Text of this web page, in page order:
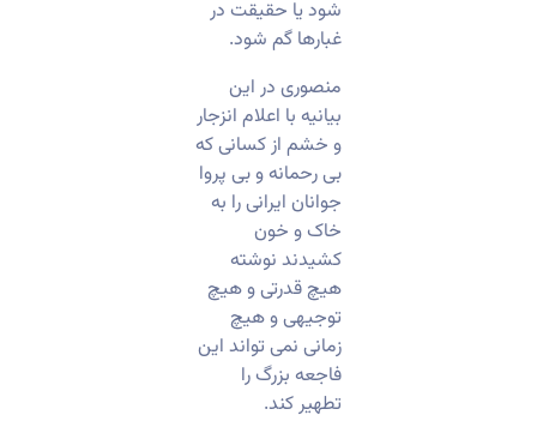
شود یا حقیقت در
غبارها گم شود.
منصوری در این
بیانیه با اعلام انزجار
و خشم از کسانی که
بی رحمانه و بی پروا
جوانان ایرانی را به
خاک و خون
کشیدند نوشته
هیچ قدرتی و هیچ
توجیهی و هیچ
زمانی نمی تواند این
فاجعه بزرگ را
تطهیر کند.